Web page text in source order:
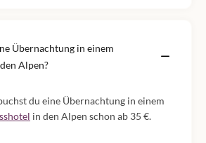
Übernachtung in einem
Alpen?
du eine Übernachtung in einem
in den Alpen schon ab 35 €.